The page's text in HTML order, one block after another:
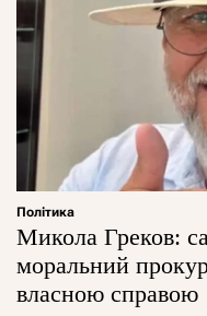
Політика
Микола Греков:
моральний
власною справою